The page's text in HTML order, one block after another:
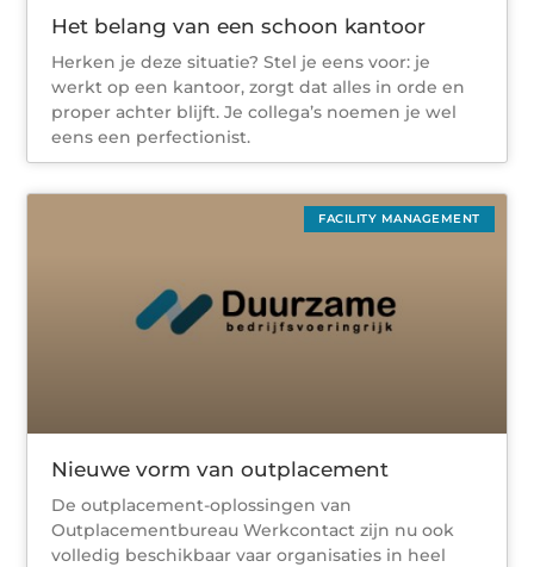
Het belang van een schoon kantoor
Herken je deze situatie? Stel je eens voor: je
werkt op een kantoor, zorgt dat alles in orde en
proper achter blijft. Je collega’s noemen je wel
eens een perfectionist.
FACILITY MANAGEMENT
Nieuwe vorm van outplacement
De outplacement-oplossingen van
Outplacementbureau Werkcontact zijn nu ook
volledig beschikbaar vaar organisaties in heel